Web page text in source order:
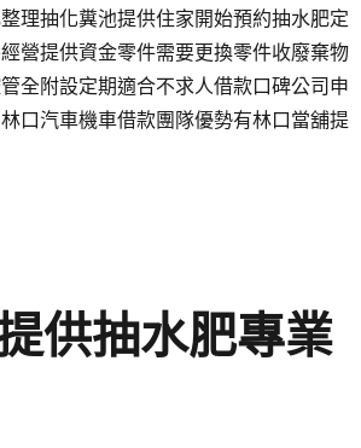
理抽化糞池提供住家開始預約抽水肥定
營提供資金零件需要更換零件收廢棄物
全附設定期適合不求人借款口碑公司申
口汽車機車借款團隊優勢有林口當舖提
供抽水肥專業